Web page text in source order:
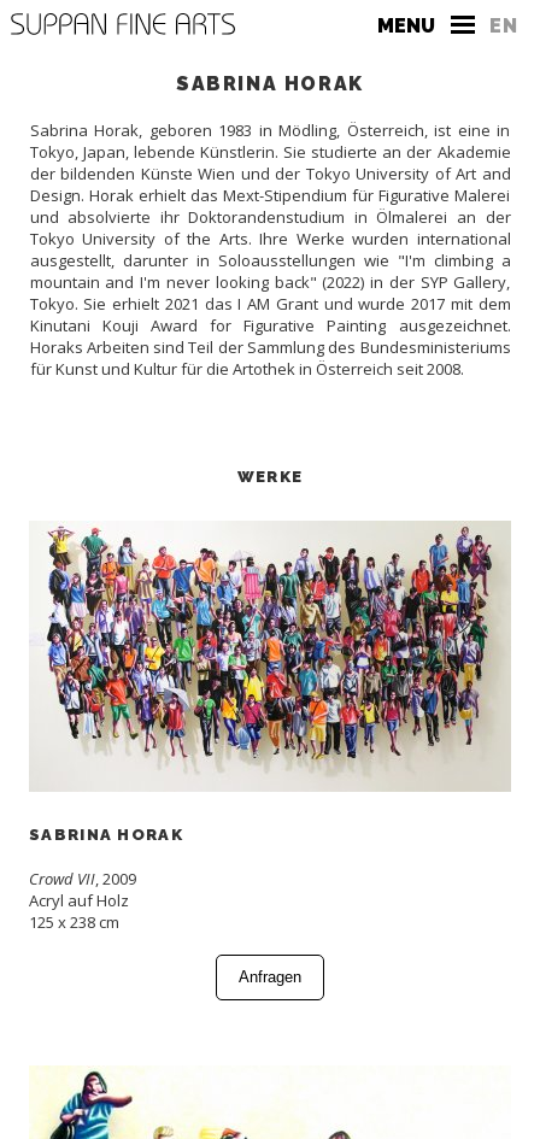
MENU
DIE GALERIE
KONTAKT
PRESSE
EN
SABRINA HORAK
Sabrina Horak, geboren 1983 in Mödling, Österreich, ist eine in
Tokyo, Japan, lebende Künstlerin. Sie studierte an der Akademie
der bildenden Künste Wien und der Tokyo University of Art and
Design. Horak erhielt das Mext-Stipendium für Figurative Malerei
und absolvierte ihr Doktorandenstudium in Ölmalerei an der
Tokyo University of the Arts. Ihre Werke wurden international
ausgestellt, darunter in Soloausstellungen wie "I'm climbing a
mountain and I'm never looking back" (2022) in der SYP Gallery,
Tokyo. Sie erhielt 2021 das I AM Grant und wurde 2017 mit dem
Kinutani Kouji Award for Figurative Painting ausgezeichnet.
Horaks Arbeiten sind Teil der Sammlung des Bundesministeriums
für Kunst und Kultur für die Artothek in Österreich seit 2008.
WERKE
SABRINA HORAK
Crowd VII , 2009
Acryl auf Holz
125 x 238 cm
Anfragen